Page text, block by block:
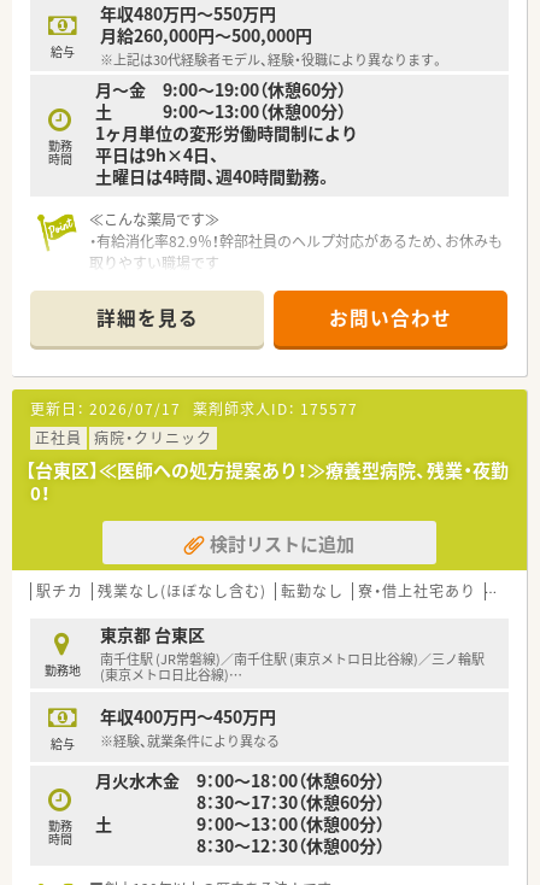
給与
年収480万円～550万円
月給260,000円～500,000円
※上記は30代経験者モデル、経験・役職により異なります。
勤務
時間
月～金 9:00～19:00（休憩60分）
土 9:00～13:00（休憩00分）
1ヶ月単位の変形労働時間制により
平日は9h×4日、
土曜日は4時間、週40時間勤務。
≪こんな薬局です≫
・有給消化率82.9％！幹部社員のヘルプ対応があるため、お休みも
取りやすい職場です
調整ができます
・産休・育休取得率100％！男性薬剤師の育児休業の実績もござい
ます
≪研修制度≫
・領域別専門研修、在宅研修、OJTトレーナー研修、海外視察研修
など様々な研修がございます
・外部研修や認定薬剤師取得の際の支援もおこなっております
・管理薬剤師～エリアマネージャーへのキャリアアップもあり、
修もございます
≪企業特徴≫
・全国80店舗展開する薬局です
が通りやすく、個々に裁量権を持たせた店舗運営しているので決
裁が早いです。
・異動、他店舗ヘルプも基本ありません（双方了承ならばあり）
に再入社されることもあるなど非常にアットホームな社風で
す。
詳細を見る お問い合わせ
更新日： 2026/07/17 薬剤師求人ID： 175577
正社員
病院・クリニック
【台東区】≪医師への処方提案あり！≫療養型病院、残業・夜勤
0！
検討リストに追加
駅チカ 残業なし(ほぼなし含む) 転勤なし 寮・借上社宅あり 大手
勤務地
東京都 台東区
南千住駅 (JR常磐線)／南千住駅 (東京メトロ日比谷線)／三ノ輪駅
(東京メトロ日比谷線)…
給与
年収400万円～450万円
※経験、就業条件により異なる
勤務
時間
月火水木金 9：00～18：00（休憩60分）
8：30～17：30（休憩60分）
土 9：00～13：00（休憩00分）
8：30～12：30（休憩00分）